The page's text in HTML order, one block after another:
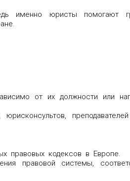
именно юристы помогают
от их должности или
правовых кодексов в Европе.
правовой системы,